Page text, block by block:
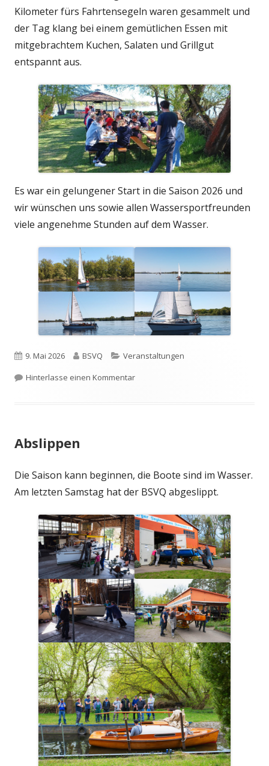
Kilometer fürs Fahrtensegeln waren gesammelt und
der Tag klang bei einem gemütlichen Essen mit
mitgebrachtem Kuchen, Salaten und Grillgut
entspannt aus.
Es war ein gelungener Start in die Saison 2026 und
wir wünschen uns sowie allen Wassersportfreunden
viele angenehme Stunden auf dem Wasser.
Veröffentlicht
am
9. Mai 2026 Autor
BSVQ Kategorien
Veranstaltungen
Hinterlasse einen Kommentarzu Ansegeln 2026
Abslippen
Die Saison kann beginnen, die Boote sind im Wasser.
Am letzten Samstag hat der BSVQ abgeslippt.